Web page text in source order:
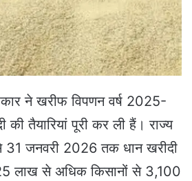
ने खरीफ विपणन वर्ष 2025-
तैयारियां पूरी कर ली हैं। राज्य
जनवरी 2026 तक धान खरीदी
लाख से अधिक किसानों से 3,100